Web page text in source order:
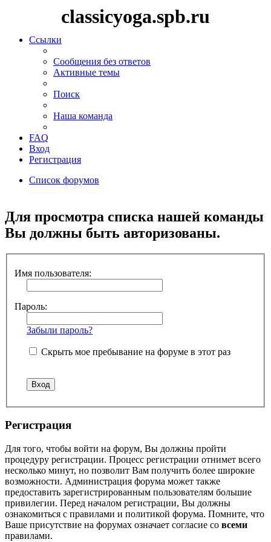
classicyoga.spb.ru
Ссылки
Сообщения без ответов
Активные темы
Поиск
Наша команда
FAQ
Вход
Регистрация
Список форумов
Для просмотра списка нашей команды
Вы должны быть авторизованы.
Имя пользователя:
Пароль:
Забыли пароль?
Скрыть мое пребывание на форуме в этот раз
Регистрация
Для того, чтобы войти на форум, Вы должны пройти
процедуру регистрации. Процесс регистрации отнимет всего
несколько минут, но позволит Вам получить более широкие
возможности. Администрация форума может также
предоставить зарегистрированным пользователям большие
привилегии. Перед началом регистрации, Вы должны
ознакомиться с правилами и политикой форума. Помните, что
Ваше присутствие на форумах означает согласие со всеми
правилами.